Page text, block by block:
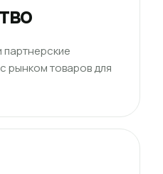
рынком товаров для